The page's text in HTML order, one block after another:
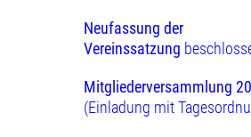
Neufassung der
Vereinssatzung
Mitgliederversammlung
(Einladung mit